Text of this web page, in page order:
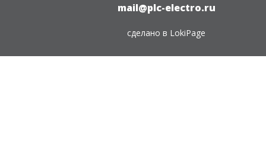
mail@plc-electro.ru
сделано в LokiPage